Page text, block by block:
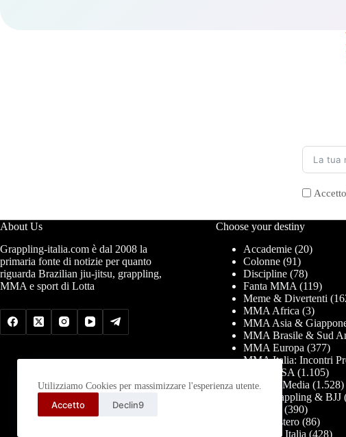
Utilizziamo Cookies per massimizzare l'esperienza utente.
Accetto Declin9
About Us
Grappling-italia.com è dal 2008 la
primaria fonte di notizie per quanto
riguarda Brazilian jiu-jitsu, grappling,
MMA e sport di Lotta
Choose your destiny
Accademie(20)
Colonne(91)
Discipline(78)
Fanta MMA (119)
Meme & Divertenti
MMA Africa (3)
MMA Asia &
MMA Brasile & Sud
MMA Europa (377)
MMA Italia: Incontri
MMA USA (1.105)
News & Media (1.528)
PRO Grappling & BJJ
(390)
Tornei estero(86)
Tornei in Italia (428)